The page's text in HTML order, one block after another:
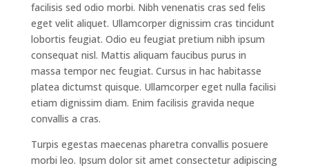
facilisis sed odio morbi. Nibh venenatis cras sed felis
eget velit aliquet. Ullamcorper dignissim cras tincidunt
lobortis feugiat. Odio eu feugiat pretium nibh ipsum
consequat nisl. Mattis aliquam faucibus purus in
massa tempor nec feugiat. Cursus in hac habitasse
platea dictumst quisque. Ullamcorper eget nulla facilisi
etiam dignissim diam. Enim facilisis gravida neque
convallis a cras.
Turpis egestas maecenas pharetra convallis posuere
morbi leo. Ipsum dolor sit amet consectetur adipiscing